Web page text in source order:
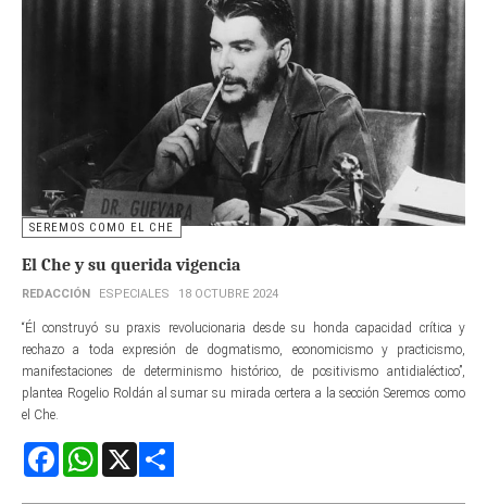
SEREMOS COMO EL CHE
El Che y su querida vigencia
REDACCIÓN ESPECIALES 18 OCTUBRE 2024
“Él construyó su praxis revolucionaria desde su honda capacidad crítica y
rechazo a toda expresión de dogmatismo, economicismo y practicismo,
manifestaciones de determinismo histórico, de positivismo antidialéctico”,
plantea Rogelio Roldán al sumar su mirada certera a la sección Seremos como
el Che.
FacebookWhatsApp